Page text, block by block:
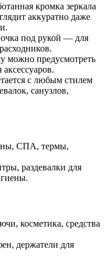
кромка зеркала
аккуратно даже
под рукой — для
можно предусмотреть
с любым стилем
санузлов,
СПА, термы,
раздевалки для
косметика, средства
держатели для